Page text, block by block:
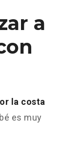
a
la costa
es muy